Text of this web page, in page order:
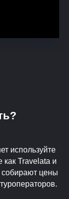
используйте
как Travelata и
собирают цены